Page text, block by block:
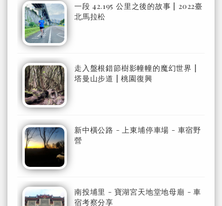
一段 42.195 公里之後的故事 | 2022臺
北馬拉松
走入盤根錯節樹影幢幢的魔幻世界 |
塔曼山步道 | 桃園復興
新中橫公路 - 上東埔停車場 - 車宿野
營
南投埔里 - 寶湖宮天地堂地母廟 - 車
宿考察分享